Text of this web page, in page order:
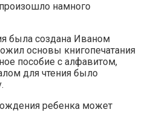
намного
была создана Иваном
основы книгопечатания
пособие с алфавитом,
для чтения было
ребенка может